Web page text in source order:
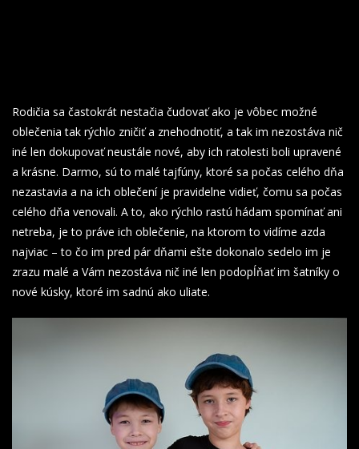
Rodičia sa častokrát nestačia čudovať ako je vôbec možné
oblečenia tak rýchlo zničiť a znehodnotiť, a tak im nezostáva nič
iné len dokupovať neustále nové, aby ich ratolesti boli upravené
a krásne. Darmo, sú to malé tajfúny, ktoré sa počas celého dňa
nezastavia a na ich oblečení je pravidelne vidieť, čomu sa počas
celého dňa venovali. A to, ako rýchlo rastú hádam spomínať ani
netreba, je to práve ich oblečenie, na ktorom to vidíme azda
najviac – to čo im pred pár dňami ešte dokonalo sedelo im je
zrazu malé a Vám nezostáva nič iné len podopĺňať im šatníky o
nové kúsky, ktoré im sadnú ako uliate.